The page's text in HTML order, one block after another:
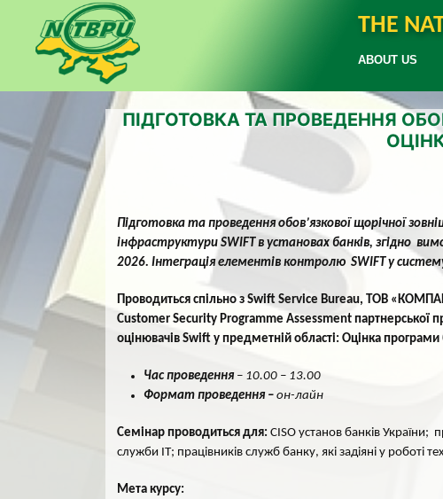
THE
ABOUT US
ПІДГОТОВКА ТА ПРОВЕДЕННЯ
Підготовка та проведення обов’язкової щорічної
інфраструктури SWIFT в установах банків, згідно
2026. Інтеграція елементів контролю SWIFT у
Проводиться спільно зSwift Service Bureau, ТОВ
Customer Security Programme Assessment партнерської
оцінювачів Swift у предметній області: Оцінка програми
Час проведення– 10.00 – 13.00
Формат проведення – он-лайн
Семінар проводиться для: CISO установ банків України;
служби ІТ; працівників служб банку, які задіяні у роботі
Мета курсу: